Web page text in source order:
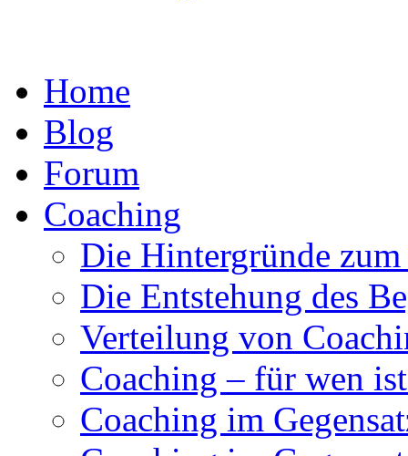
Home
Blog
Forum
Coaching
Die Hintergründe
Die Entstehung des
Verteilung von
Coaching – für wen
Coaching im